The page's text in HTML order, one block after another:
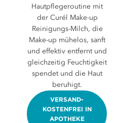
Hautpflegeroutine mit
der Curél Make-up
Reinigungs-Milch, die
Make-up mühelos, sanft
und effektiv entfernt und
gleichzeitig Feuchtigkeit
spendet und die Haut
beruhigt.
VERSAND-
KOSTENFREI IN
APOTHEKE